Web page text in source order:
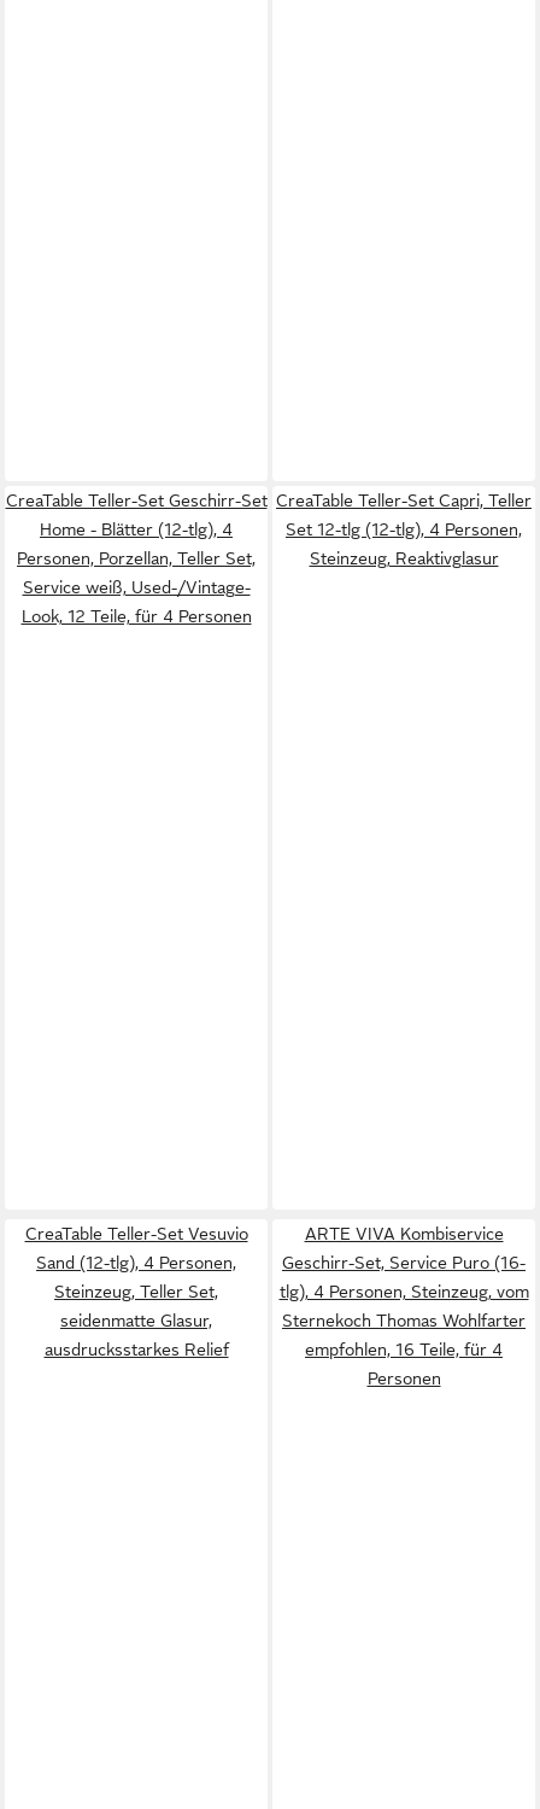
CreaTable Teller-Set Geschirr-Set
Home - Blätter (12-tlg), 4
Personen, Porzellan, Teller Set,
Service weiß, Used-/Vintage-
Look, 12 Teile, für 4 Personen
CreaTable Teller-Set Capri, Teller
Set 12-tlg (12-tlg), 4 Personen,
Steinzeug, Reaktivglasur
CreaTable Teller-Set Vesuvio
Sand (12-tlg), 4 Personen,
Steinzeug, Teller Set,
seidenmatte Glasur,
ausdrucksstarkes Relief
ARTE VIVA Kombiservice
Geschirr-Set, Service Puro (16-
tlg), 4 Personen, Steinzeug, vom
Sternekoch Thomas Wohlfarter
empfohlen, 16 Teile, für 4
Personen